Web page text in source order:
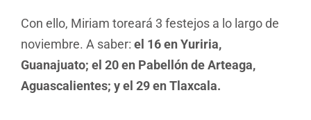
Con ello, Miriam toreará 3 festejos a lo largo de
noviembre. A saber: el 16 en Yuriria,
Guanajuato; el 20 en Pabellón de Arteaga,
Aguascalientes; y el 29 en Tlaxcala.